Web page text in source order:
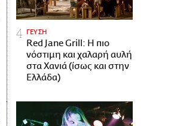
ΓΕΥΣΗ
Red Jane Grill: Η πιο
νόστιμη και χαλαρή αυλή
στα Χανιά (ίσως και στην
Ελλάδα)